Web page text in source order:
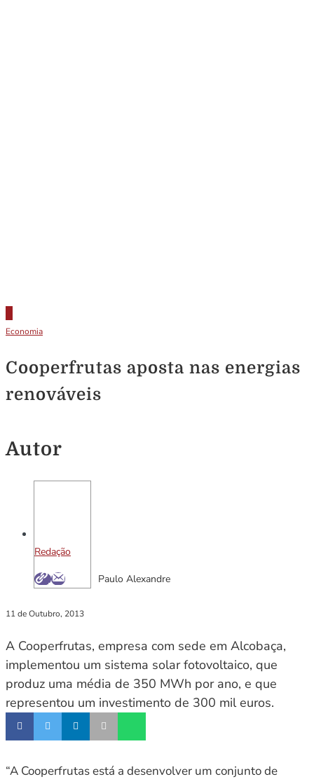
Economia
Cooperfrutas aposta nas energias
renováveis
Autor
Redação
Paulo Alexandre
11 de Outubro, 2013
A Cooperfrutas, empresa com sede em Alcobaça,
implementou um sistema solar fotovoltaico, que
produz uma média de 350 MWh por ano, e que
representou um investimento de 300 mil euros.
“A Cooperfrutas está a desenvolver um conjunto de